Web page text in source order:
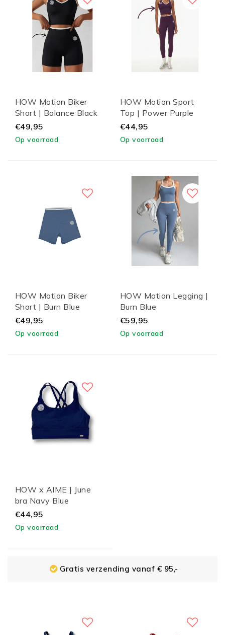
HOW Motion Biker
Short | Balance Black
€49,95
Op voorraad
HOW Motion Sport
Top | Power Purple
€44,95
Op voorraad
HOW Motion Biker
Short | Burn Blue
€49,95
Op voorraad
HOW Motion Legging |
Burn Blue
€59,95
Op voorraad
HOW x AIME | June
bra Navy Blue
€44,95
Op voorraad
Gratis verzending vanaf € 95,-